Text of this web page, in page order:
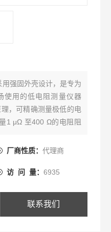
强固外壳设计，是专为
使用的低电阻测量仪器
，可精确测量极低的电
1 μΩ 至400 Ω的电阻阻
流反向功能。
厂商性质： 代理商
访 问 量： 6935
联系我们